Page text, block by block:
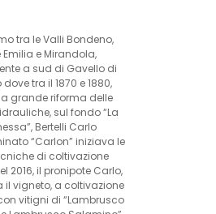
tra le Valli Bondeno,
Emilia e Mirandola,
a sud di Gavello di
tra il 1870 e 1880,
grande riforma delle
sul fondo “La
Bertelli Carlo
“Carlon” iniziava le
di coltivazione
2016, il pronipote Carlo,
vigneto, a coltivazione
vitigni di “Lambrusco